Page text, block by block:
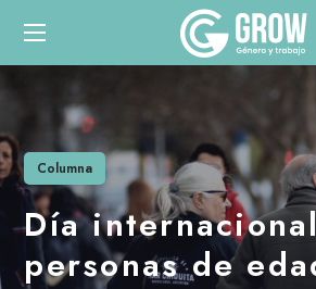
Columna
Día
personas de